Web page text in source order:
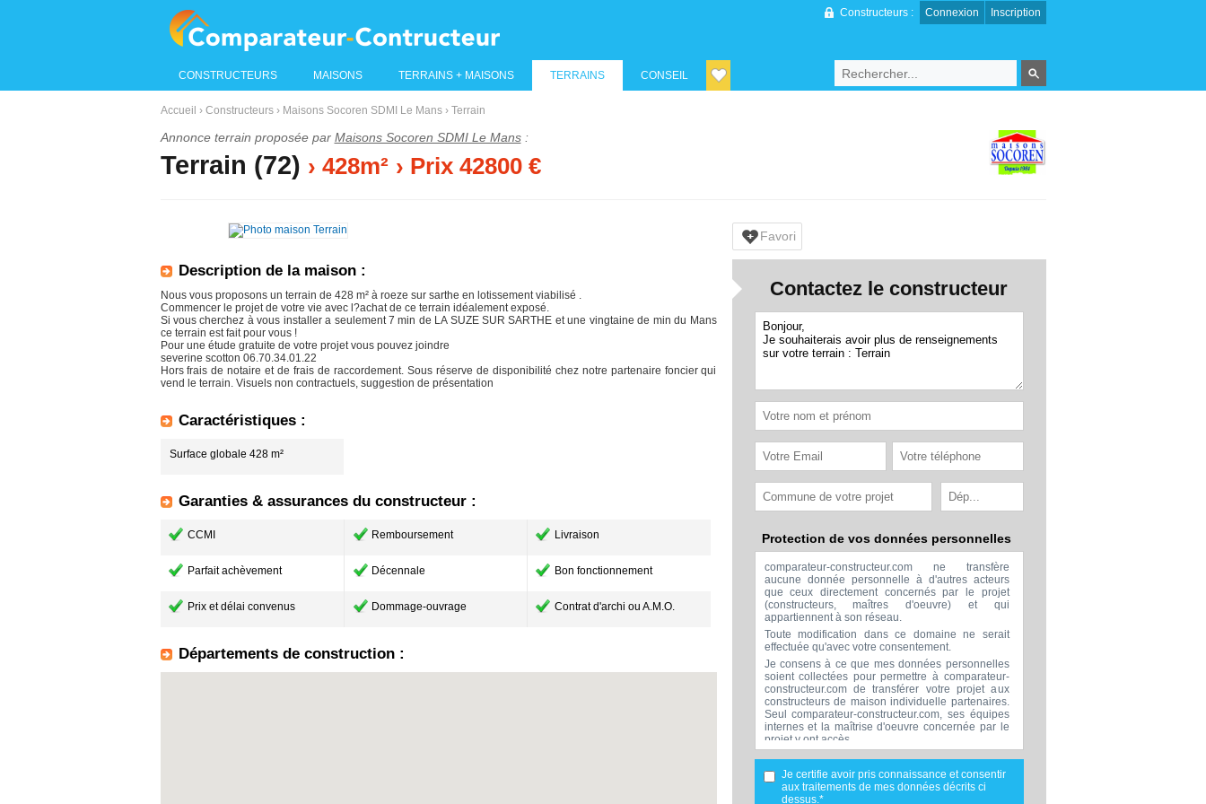
Constructeurs : Connexion Inscription
CONSTRUCTEURS MAISONS TERRAINS + MAISONS TERRAINS CONSEIL
Accueil › Constructeurs› Maisons Socoren SDMI Le Mans› Terrain
Annonce terrain proposée par Maisons Socoren SDMI Le Mans:
Terrain (72) › 428m² › Prix 42800 €
Description de la maison :
Nous vous proposons un terrain de 428 m² à roeze sur sarthe en lotissement viabilisé .
Commencer le projet de votre vie avec l?achat de ce terrain idéalement exposé.
Si vous cherchez à vous installer a seulement 7 min de LA SUZE SUR SARTHE et une vingtaine de min du Mans
ce terrain est fait pour vous !
Pour une étude gratuite de votre projet vous pouvez joindre
severine scotton 06.70.34.01.22
Hors frais de notaire et de frais de raccordement. Sous réserve de disponibilité chez notre partenaire foncier qui
vend le terrain. Visuels non contractuels, suggestion de présentation
Caractéristiques :
Surface globale 428 m²
Garanties & assurances du constructeur :
CCMI Remboursement Livraison
Parfait achèvement Décennale Bon fonctionnement
Prix et délai convenus Dommage-ouvrage Contrat d'archi ou A.M.O.
Départements de construction :
Favori
Contactez le constructeur
Protection de vos données personnelles
comparateur-constructeur.com ne transfère
aucune donnée personnelle à d'autres acteurs
que ceux directement concernés par le projet
(constructeurs, maîtres d'oeuvre) et qui
appartiennent à son réseau.
Toute modification dans ce domaine ne serait
effectuée qu'avec votre consentement.
Je consens à ce que mes données personnelles
soient collectées pour permettre à comparateur-
constructeur.com de transférer votre projet aux
constructeurs de maison individuelle partenaires.
Seul comparateur-constructeur.com, ses équipes
internes et la maîtrise d'oeuvre concernée par le
projet y ont accès.
Aucune transmission de données à des tiers à
l'exclusion de ceux décrits ci dessus n'est
réalisée.
Mes données téléphoniques seront uniquement
Je certifie avoir pris connaissance et consentir
aux traitements de mes données décrits ci
dessus.*